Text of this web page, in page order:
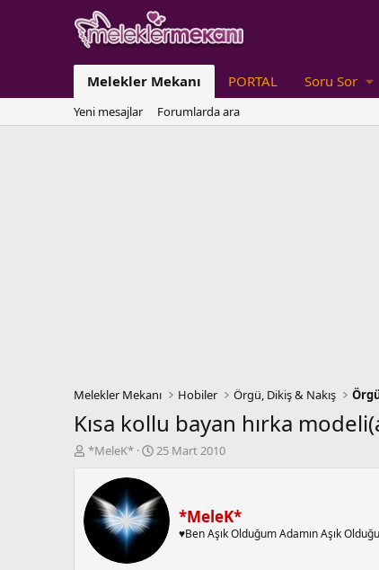
Melekler Mekanı PORTAL Soru Sor
Yeni mesajlar Forumlarda ara
Melekler Mekanı Hobiler Örgü, Dikiş & Nakış
Kısa kollu bayan hırka
K
b
u
*MeleK*
B
l
g
25 Mart 2010
*MeleK*
♥Ben Aşık Olduğum Adamın Aşık